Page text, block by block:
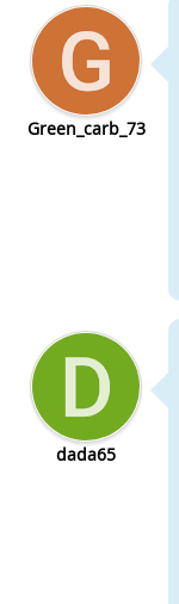
Green_carb_73
dada65